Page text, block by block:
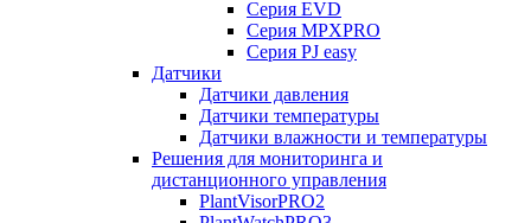
Серия EVD
Серия MPXPRO
Серия PJ easy
Датчики
Датчики давления
Датчики температуры
Датчики влажности и температуры
Решения для мониторинга и
дистанционного управления
PlantVisorPRO2